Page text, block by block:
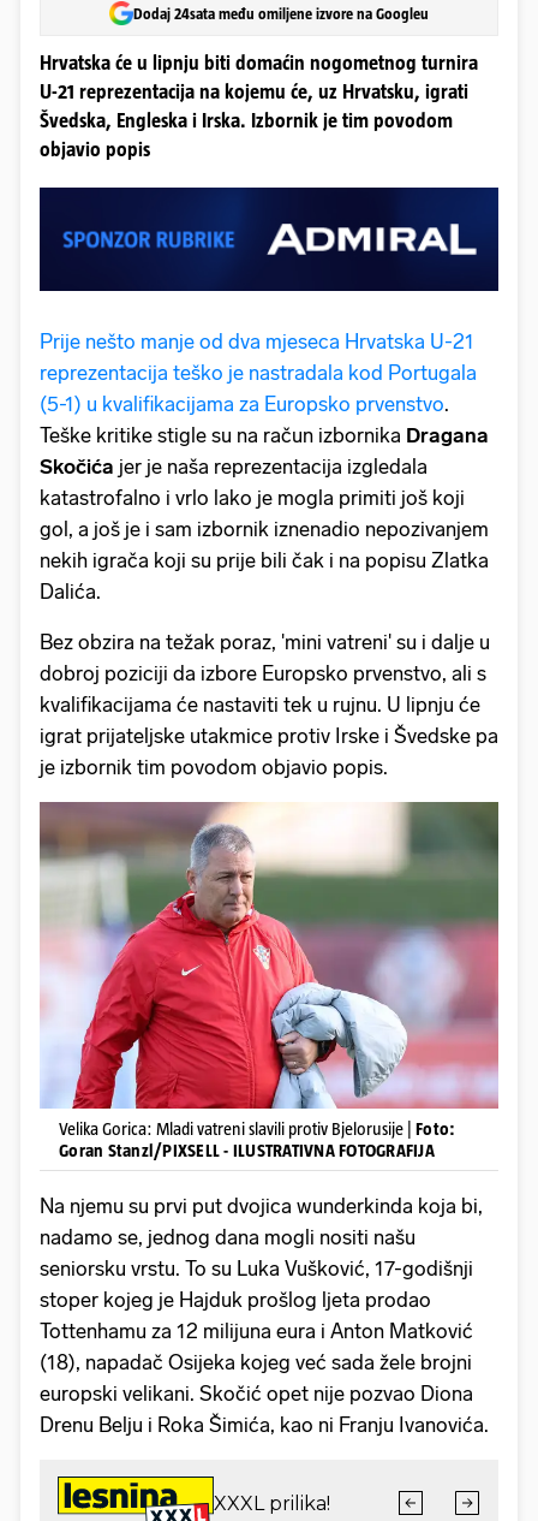
Dodaj 24sata među omiljene izvore na Googleu
Hrvatska će u lipnju biti domaćin nogometnog turnira
U-21 reprezentacija na kojemu će, uz Hrvatsku, igrati
Švedska, Engleska i Irska. Izbornik je tim povodom
objavio popis
Prije nešto manje od dva mjeseca Hrvatska U-21
reprezentacija teško je nastradala kod Portugala
(5-1) u kvalifikacijama za Europsko prvenstvo.
Teške kritike stigle su na račun izbornika Dragana
Skočića jer je naša reprezentacija izgledala
katastrofalno i vrlo lako je mogla primiti još koji
gol, a još je i sam izbornik iznenadio nepozivanjem
nekih igrača koji su prije bili čak i na popisu Zlatka
Dalića.
Bez obzira na težak poraz, 'mini vatreni' su i dalje u
dobroj poziciji da izbore Europsko prvenstvo, ali s
kvalifikacijama će nastaviti tek u rujnu. U lipnju će
igrat prijateljske utakmice protiv Irske i Švedske pa
je izbornik tim povodom objavio popis.
Velika Gorica: Mladi vatreni slavili protiv Bjelorusije | Foto:
Goran Stanzl/PIXSELL - ILUSTRATIVNA FOTOGRAFIJA
Na njemu su prvi put dvojica wunderkinda koja bi,
nadamo se, jednog dana mogli nositi našu
seniorsku vrstu. To su Luka Vušković, 17-godišnji
stoper kojeg je Hajduk prošlog ljeta prodao
Tottenhamu za 12 milijuna eura i Anton Matković
(18), napadač Osijeka kojeg već sada žele brojni
europski velikani. Skočić opet nije pozvao Diona
Drenu Belju i Roka Šimića, kao ni Franju Ivanovića.